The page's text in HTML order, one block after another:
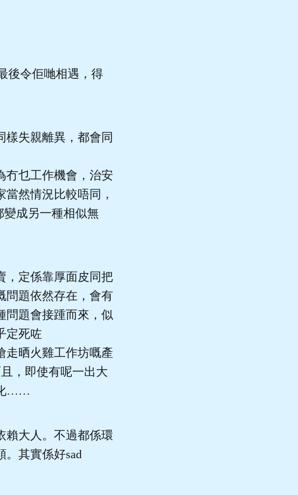
後令佢哋相遇，得
樣失親離異，都會同
冇乜工作機會，治安
然情況比較唔同，
變成另一種相似無
，定係靠厚面皮同把
問題依然存在，會有
問題會接踵而來，似
定死咗
走晒火雞工作坊嘅產
，即使有呢一出大
化……
賴大人。不過都係環
其實係好sad